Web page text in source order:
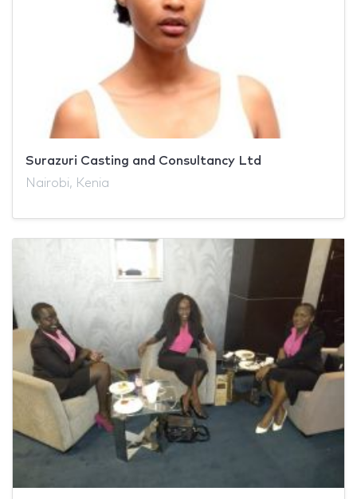
Surazuri Casting and Consultancy Ltd
Nairobi, Kenia